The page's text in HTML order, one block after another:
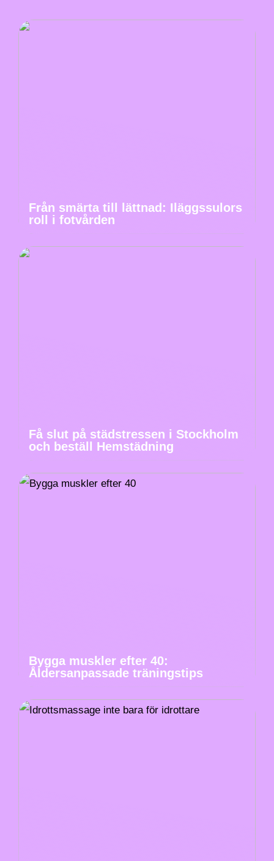
Från smärta till lättnad: Iläggssulors
roll i fotvården
Få slut på städstressen i Stockholm
och beställ Hemstädning
Bygga muskler efter 40:
Åldersanpassade träningstips